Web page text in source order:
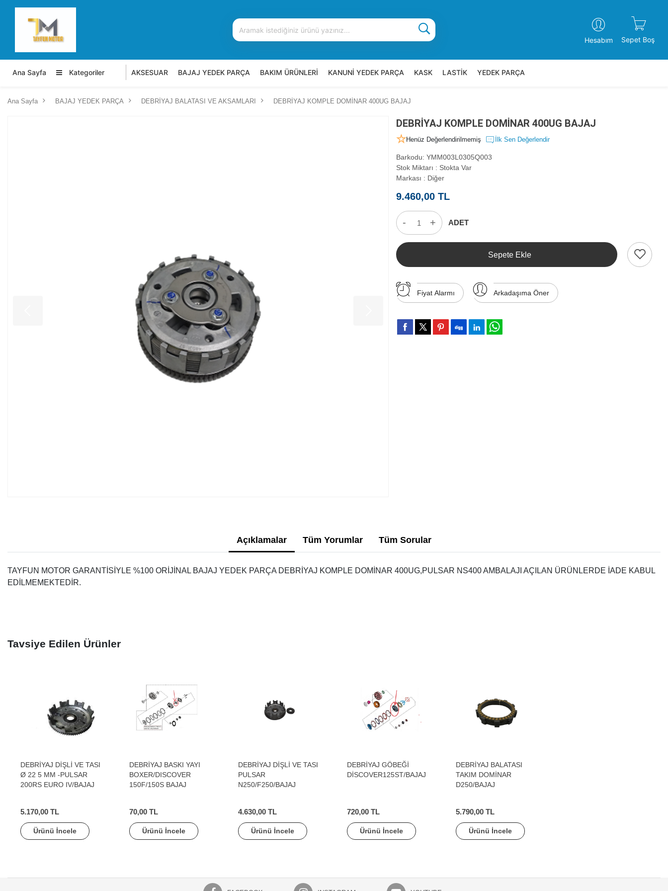
Hesabım Sepet Boş
Ana Sayfa Kategoriler AKSESUAR BAJAJ YEDEK PARÇA BAKIM ÜRÜNLERİ KANUNİ YEDEK PARÇA KASK LASTİK YEDEK PARÇA
Ana Sayfa BAJAJ YEDEK PARÇA DEBRİYAJ BALATASI VE AKSAMLARI DEBRİYAJ KOMPLE DOMİNAR 400UG BAJAJ
DEBRİYAJ KOMPLE DOMİNAR 400UG BAJAJ
Henüz Değerlendirilmemiş İlk Sen Değerlendir
Barkodu: YMM003L0305Q003
Stok Miktarı : Stokta Var
Markası : Diğer
9.460,00 TL
- + ADET
Sepete Ekle
Fiyat Alarmı Arkadaşıma Öner
Açıklamalar Tüm Yorumlar Tüm Sorular
TAYFUN MOTOR GARANTİSİYLE %100 ORİJİNAL BAJAJ YEDEK PARÇA DEBRİYAJ KOMPLE DOMİNAR 400UG,PULSAR NS400 AMBALAJI AÇILAN ÜRÜNLERDE İADE KABUL
EDİLMEMEKTEDİR.
Tavsiye Edilen Ürünler
DEBRİYAJ DİŞLİ VE TASI
Ø 22 5 MM -PULSAR
200RS EURO IV/BAJAJ
5.170,00 TL
Ürünü İncele
DEBRİYAJ BASKI YAYI
BOXER/DISCOVER
150F/150S BAJAJ
70,00 TL
Ürünü İncele
DEBRİYAJ DİŞLİ VE TASI
PULSAR
N250/F250/BAJAJ
4.630,00 TL
Ürünü İncele
DEBRİYAJ GÖBEĞİ
DİSCOVER125ST/BAJAJ
720,00 TL
Ürünü İncele
DEBRİYAJ BALATASI
TAKIM DOMİNAR
D250/BAJAJ
5.790,00 TL
Ürünü İncele